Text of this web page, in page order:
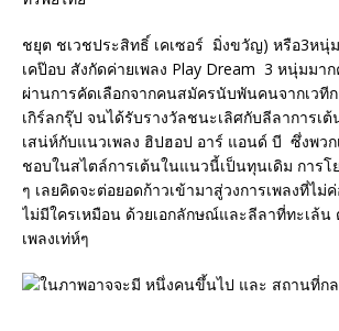
ชยุต ชเวชประสิทธิ์ เคเซอร์ มิ่งขวัญ) หรือ3หนุ่
เคป๊อบ สังกัดค่ายเพลง Play Dream 3 หนุ่มมา
ผ่านการคัดเลือกจากคนสมัครนับพันคนจากเวที
เกิร์ลกรุ๊ป จนได้รับรางวัลชนะเลิศกับลีลาการเ
เสน่ห์กับแนวเพลง ฮิปฮอป อาร์ แอนด์ บี ซึ่งพว
ชอบในสไตล์การเต้นในแนวนี้เป็นทุนเดิม การโ
ๆ เลยคิดจะต่อยอดก้าวเข้ามาสู่วงการเพลงที่ไม่
ไม่มีใครเหมือน ด้วยเอกลักษณ์และลีลาที่ทะเล้น
เพลงเท่ห์ๆ